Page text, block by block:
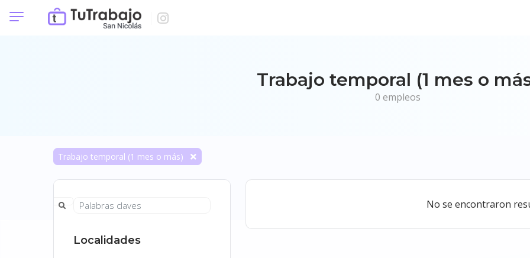
Trabajo temporal (1 mes o
0 empleos
Trabajo temporal (1 mes o más)
Localidades
No se encontraron